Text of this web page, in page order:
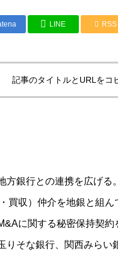
LINE RSS
記事のタイトルとURLをコ
方銀行との連携を広げる。
買収）仲介を地銀と組ん
に関する秘密保持契約
りそな銀行、関西みら